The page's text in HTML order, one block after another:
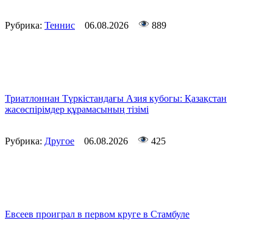
Рубрика: Теннис 06.08.2026 889
Триатлоннан Түркістандағы Азия кубогы: Қазақстан
жасөспірімдер құрамасының тізімі
Рубрика: Другое 06.08.2026 425
Евсеев проиграл в первом круге в Стамбуле